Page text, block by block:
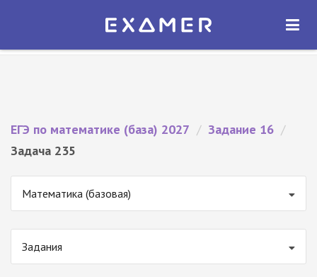
Экзамер — ЕГЭ 2027
ОТКРЫТЬ
ЕГЭ по математике (база) 2027 / Задание 16 /
Задача 235
Математика (базовая)
Задания